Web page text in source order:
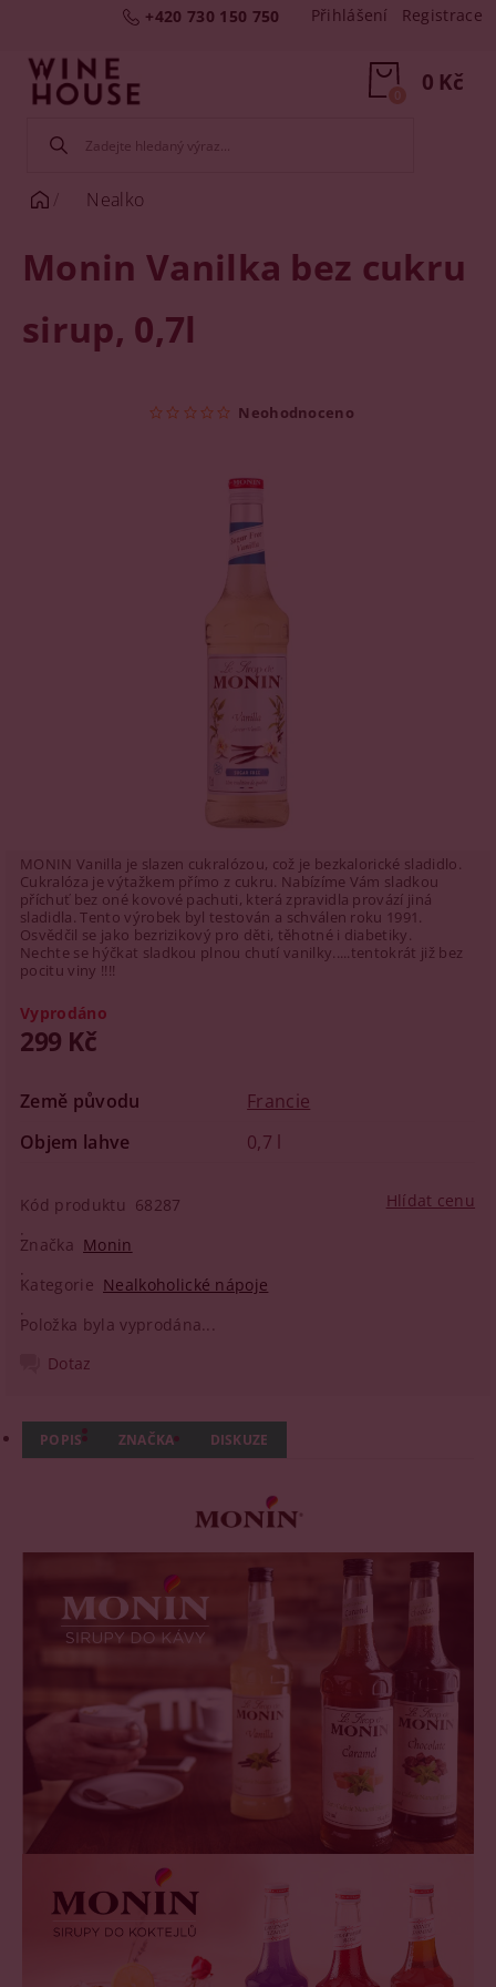
+420 730 150 750 Přihlášení Registrace
0 Kč
0
Nealko
Monin Vanilka bez cukru
sirup, 0,7l
Neohodnoceno
MONIN Vanilla je slazen cukralózou, což je bezkalorické sladidlo.
Cukralóza je výtažkem přímo z cukru. Nabízíme Vám sladkou
příchuť bez oné kovové pachuti, která zpravidla provází jiná
sladidla. Tento výrobek byl testován a schválen roku 1991.
Osvědčil se jako bezrizikový pro děti, těhotné i diabetiky.
Nechte se hýčkat sladkou plnou chutí vanilky.....tentokrát již bez
pocitu viny !!!!
Vyprodáno
299 Kč
Země původu
Francie
Objem lahve
0,7 l
Kód produktu 68287
Značka Monin
Kategorie Nealkoholické nápoje
Položka byla vyprodána...
Hlídat cenu
Dotaz
POPIS ZNAČKA DISKUZE